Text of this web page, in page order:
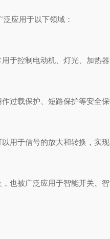
应用于以下领域：
控制电动机、灯光、加热器
载保护、短路保护等安全保
于信号的放大和转换，实现
被广泛应用于智能开关、智